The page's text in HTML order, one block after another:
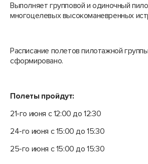
Выполняет групповой и одиночный
многоцелевых высокоманевренных
Расписание полетов пилотажной
сформировано.
Полеты пройдут:
21-го июня с 12:00 до 12:30
24-го июня с 15:00 до 15:30
25-го июня с 15:00 до 15:30